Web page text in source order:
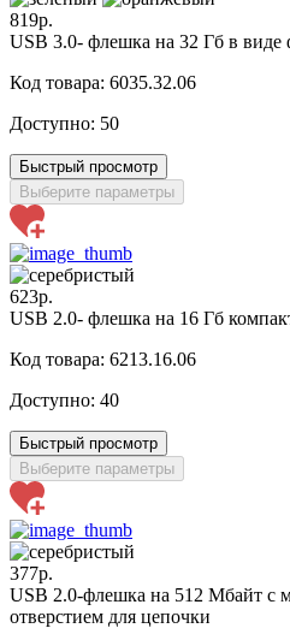
819р.
USB 3.0- флешка на 32 Гб в виде
Код товара: 6035.32.06
Доступно: 50
Быстрый просмотр
Выберите параметры
623р.
USB 2.0- флешка на 16 Гб
Код товара: 6213.16.06
Доступно: 40
Быстрый просмотр
Выберите параметры
377р.
USB 2.0-флешка на 512 Мбайт с
отверстием для цепочки